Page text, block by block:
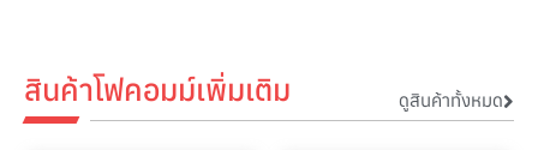
สินค้าโฟคอมม์เพิ่มเติม ดูสินค้าทั้งหมด